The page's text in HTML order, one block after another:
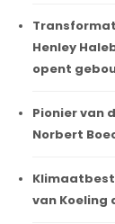
Henley
opent
Pionier van
Norbert
van Koeling